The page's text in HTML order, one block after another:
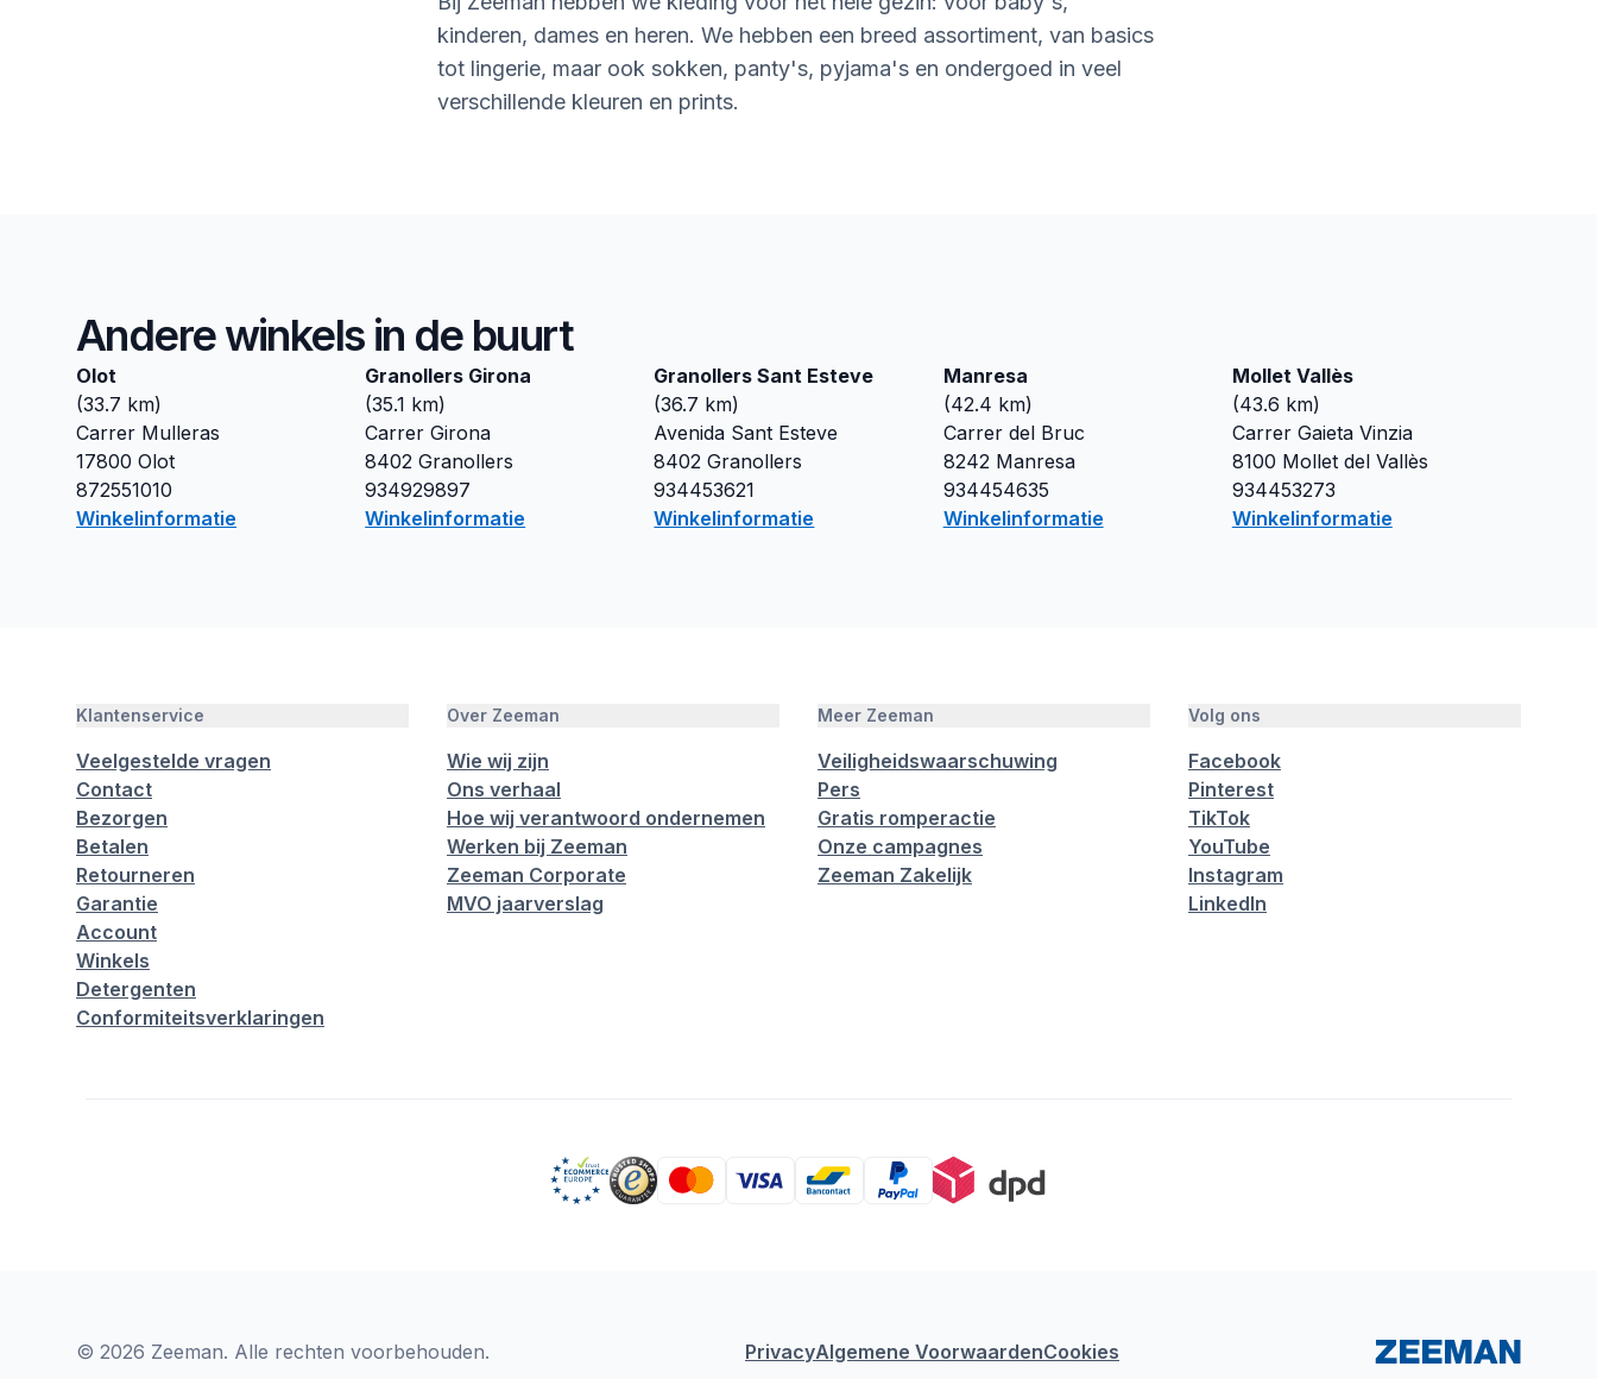
kinderen, dames en heren. We hebben een breed assortiment, van basics
tot lingerie, maar ook sokken, panty's, pyjama's en ondergoed in veel
verschillende kleuren en prints.
Andere winkels in de buurt
Olot
(33.7 km)
Carrer Mulleras
17800 Olot
872551010
Winkelinformatie
Granollers Girona
(35.1 km)
Carrer Girona
8402 Granollers
934929897
Winkelinformatie
Granollers Sant Esteve
(36.7 km)
Avenida Sant Esteve
8402 Granollers
934453621
Winkelinformatie
Manresa
(42.4 km)
Carrer del Bruc
8242 Manresa
934454635
Winkelinformatie
Mollet Vallès
(43.6 km)
Carrer Gaieta Vinzia
8100 Mollet del Vallès
934453273
Winkelinformatie
Klantenservice
Veelgestelde vragen
Contact
Bezorgen
Betalen
Retourneren
Garantie
Account
Winkels
Detergenten
Conformiteitsverklaringen
Over Zeeman
Wie wij zijn
Ons verhaal
Hoe wij verantwoord ondernemen
Werken bij Zeeman
Zeeman Corporate
MVO jaarverslag
Meer Zeeman
Veiligheidswaarschuwing
Pers
Gratis romperactie
Onze campagnes
Zeeman Zakelijk
Volg ons
Facebook
Pinterest
TikTok
YouTube
Instagram
LinkedIn
© 2026 Zeeman. Alle rechten voorbehouden. PrivacyAlgemene VoorwaardenCookies